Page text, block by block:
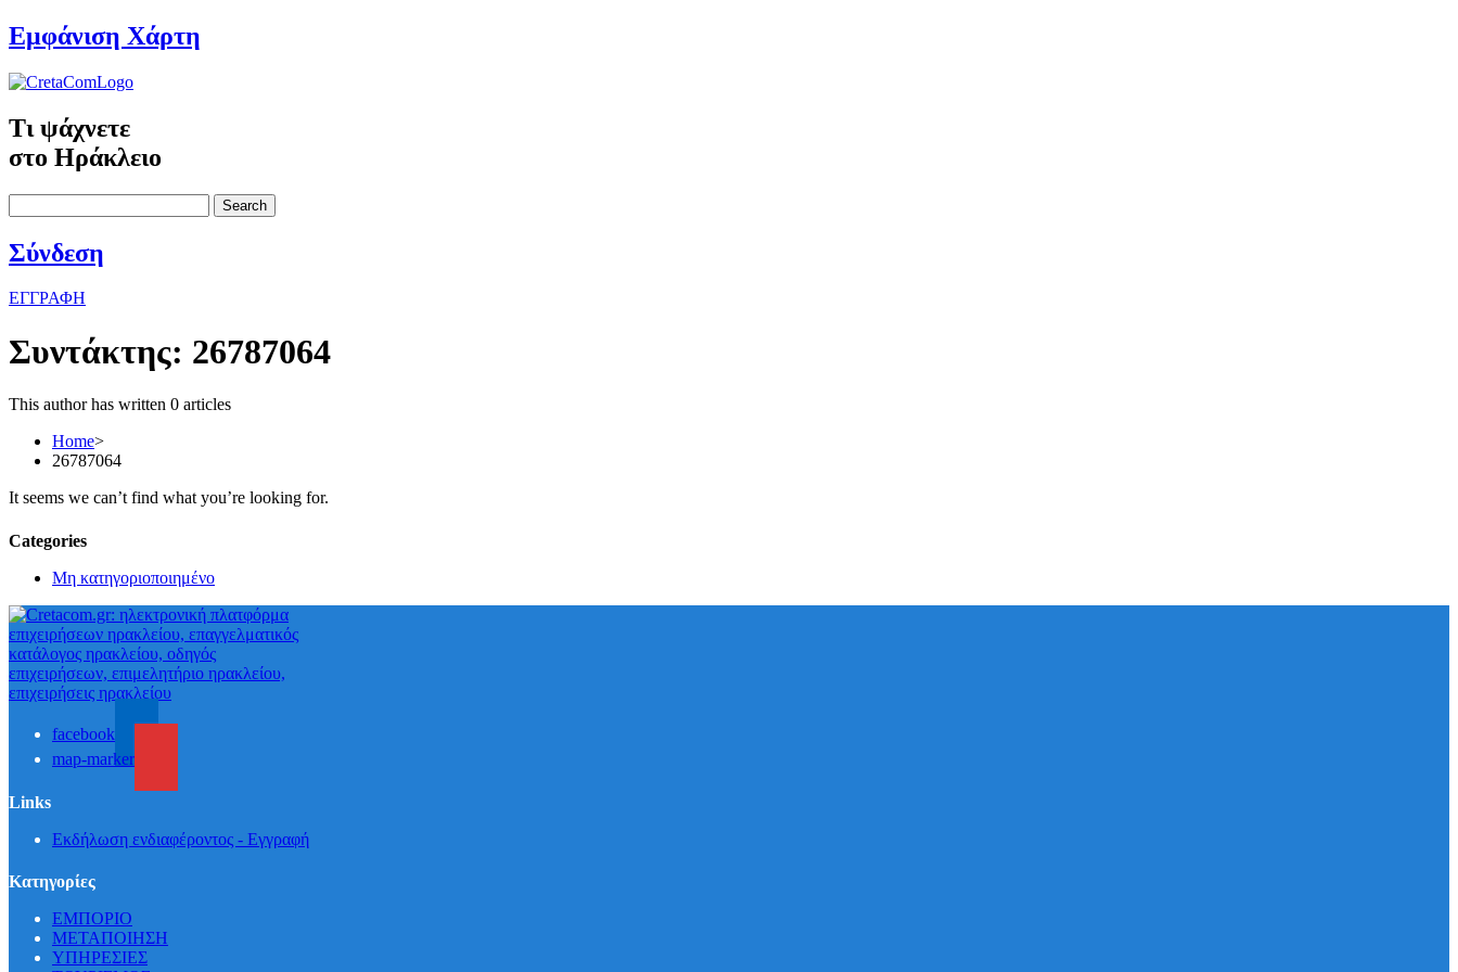
Εμφάνιση Χάρτη
Τι ψάχνετε
στο Ηράκλειο
Search
Σύνδεση
ΕΓΓΡΑΦΗ
Συντάκτης: 26787064
This author has written 0 articles
Home>
26787064
It seems we can’t find what you’re looking for.
Categories
Μη κατηγοριοποιημένο
facebook
map-marker
Links
Εκδήλωση ενδιαφέροντος - Εγγραφή
Κατηγορίες
ΕΜΠΟΡΙΟ
ΜΕΤΑΠΟΙΗΣΗ
ΥΠΗΡΕΣΙΕΣ